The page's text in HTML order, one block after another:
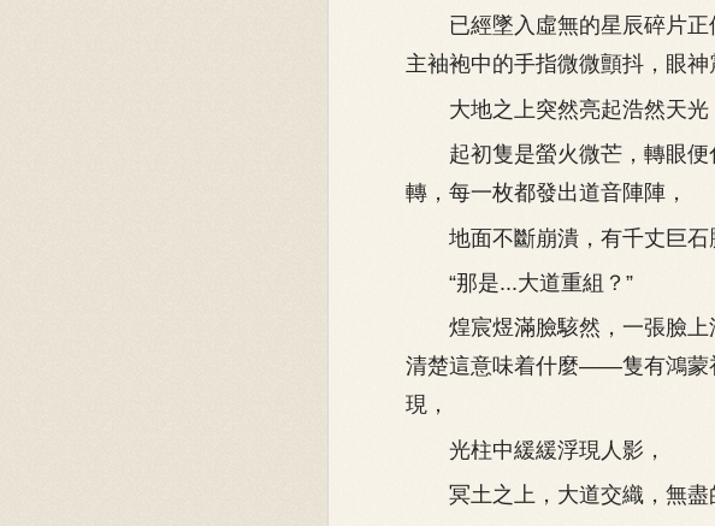
已經墜入虛無的星辰碎片正
主袖袍中的手指微微顫抖，眼神
大地之上突然亮起浩然天光
起初隻是螢火微芒，轉眼便
轉，每一枚都發出道音陣陣，
地面不斷崩潰，有千丈巨石
“那是...大道重組？”
煌宸煜滿臉駭然，一張臉上
清楚這意味着什麼——隻有鴻蒙
現，
光柱中緩緩浮現人影，
冥土之上，大道交織，無盡